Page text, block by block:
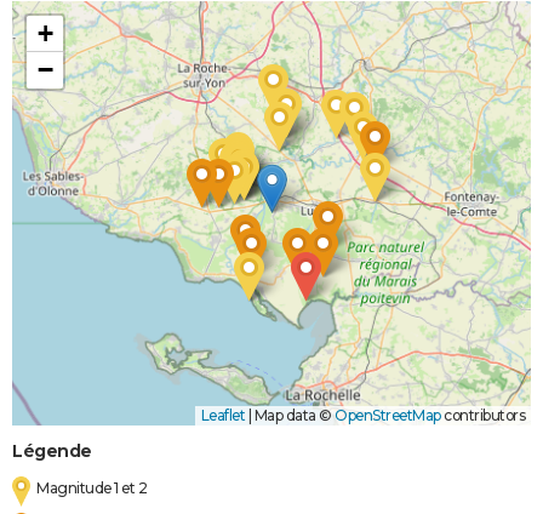
+
−
Leaflet Map data ©OpenStreetMapcontributors
Légende
Magnitude 1 et 2